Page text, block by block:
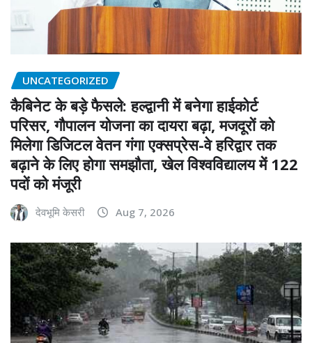
UNCATEGORIZED
कैबिनेट के बड़े फैसले: हल्द्वानी में बनेगा हाईकोर्ट
परिसर, गौपालन योजना का दायरा बढ़ा, मजदूरों को
मिलेगा डिजिटल वेतन गंगा एक्सप्रेस-वे हरिद्वार तक
बढ़ाने के लिए होगा समझौता, खेल विश्वविद्यालय में 122
पदों को मंजूरी
देवभूमि केसरी Aug 7, 2026